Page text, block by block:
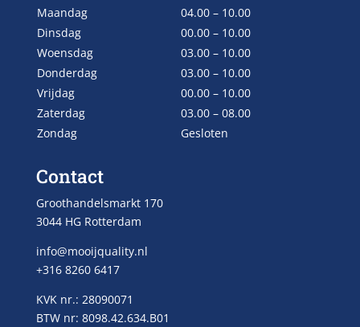
Maandag
04.00 – 10.00
Dinsdag
00.00 – 10.00
Woensdag
03.00 – 10.00
Donderdag
03.00 – 10.00
Vrijdag
00.00 – 10.00
Zaterdag
03.00 – 08.00
Zondag
Gesloten
Contact
Groothandelsmarkt 170
3044 HG Rotterdam
info@mooijquality.nl
+316 8260 6417
KVK nr.: 28090071
BTW nr: 8098.42.634.B01